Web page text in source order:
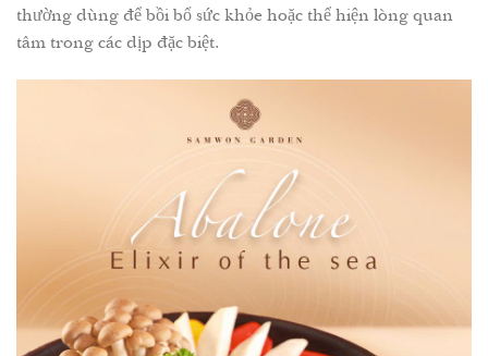
thường dùng để bồi bổ sức khỏe hoặc thể hiện lòng quan
tâm trong các dịp đặc biệt.